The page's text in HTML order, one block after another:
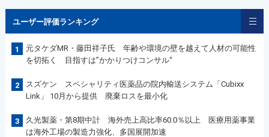
ユーザー評価ランキング
1
元タケダMR・藤田祥子氏 年齢や環境の壁を越えて人材の可能性
を切拓く 目指すは”かかりつけコンサル“
2
スズケン スペシャリティ医薬品の院内輸送システム「Cubixx
Link」 10月から提供 廃棄ロスを最小化
3
久光製薬・第8期中計 海外売上高比率60.0％以上 医療用薬事業
は海外工場の製造力強化、多国展開加速